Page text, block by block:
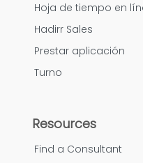
Hoja de tiempo en
Hadirr Sales
Prestar aplicación
Turno
Resources
Find a Consultant